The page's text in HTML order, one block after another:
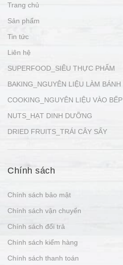
Trang chủ
Sản phẩm
Tin tức
Liên hệ
SUPERFOOD_SIÊU THỰC PHẨM
BAKING_NGUYÊN LIỆU LÀM BÁNH
COOKING_NGUYÊN LIỆU VÀO BẾP
NUTS_HẠT DINH DƯỠNG
DRIED FRUITS_TRÁI CÂY SẤY
Chính sách
Chính sách bảo mật
Chính sách vận chuyển
Chính sách đổi trả
Chính sách kiểm hàng
Chính sách thanh toán